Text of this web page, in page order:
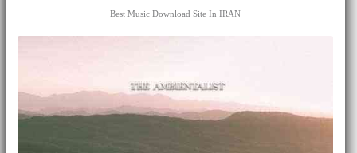
Best Music Download Site In IRAN